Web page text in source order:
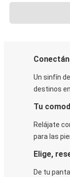
Un sinfín
destinos
Tu
Relájate
para las
Elige,
De tu